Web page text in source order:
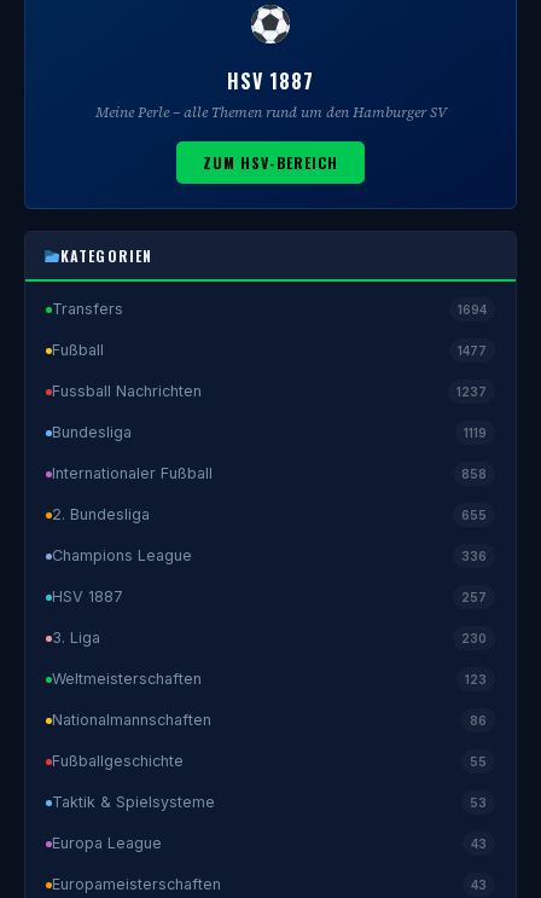
HSV 1887
Meine Perle – alle Themen rund um den Hamburger SV
ZUM HSV-BEREICH
KATEGORIEN
Transfers 1694
Fußball 1477
Fussball Nachrichten 1237
Bundesliga 1119
Internationaler Fußball 858
2. Bundesliga 655
Champions League 336
HSV 1887 257
3. Liga 230
Weltmeisterschaften 123
Nationalmannschaften 86
Fußballgeschichte 55
Taktik & Spielsysteme 53
Europa League 43
Europameisterschaften 43